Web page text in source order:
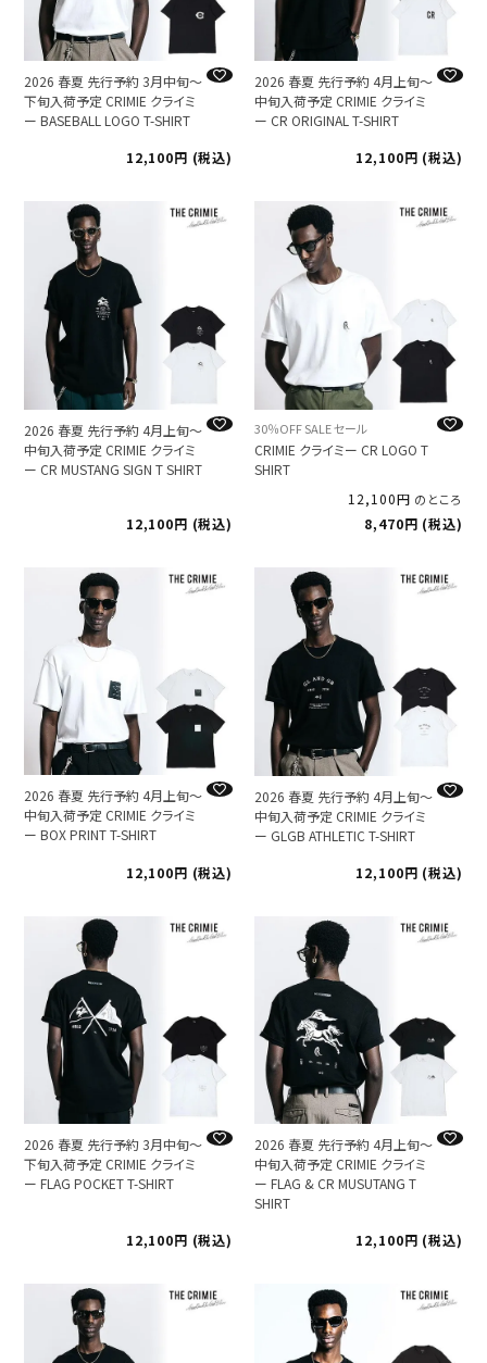
2026 春夏 先行予約 3月中旬～
下旬入荷予定 CRIMIE クライミ
ー BASEBALL LOGO T-SHIRT
12,100
税込
2026 春夏 先行予約 4月上旬～
中旬入荷予定 CRIMIE クライミ
ー CR ORIGINAL T-SHIRT
12,100
税込
2026 春夏 先行予約 4月上旬～
中旬入荷予定 CRIMIE クライミ
ー CR MUSTANG SIGN T SHIRT
12,100 税込
30％OFF SALE セール
CRIMIE クライミー CR LOGO T
SHIRT
12,100
のところ
8,470 税込
2026 春夏 先行予約 4月上旬～
中旬入荷予定 CRIMIE クライミ
ー BOX PRINT T-SHIRT
12,100 税込
2026 春夏 先行予約 4月上旬～
中旬入荷予定 CRIMIE クライミ
ー GLGB ATHLETIC T-SHIRT
12,100
税込
2026 春夏 先行予約 3月中旬～
下旬入荷予定 CRIMIE クライミ
ー FLAG POCKET T-SHIRT
12,100 税込
2026 春夏 先行予約 4月上旬～
中旬入荷予定 CRIMIE クライミ
ー FLAG & CR MUSUTANG T
SHIRT
12,100
税込